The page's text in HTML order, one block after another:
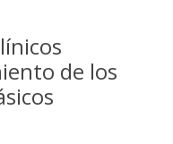
de los